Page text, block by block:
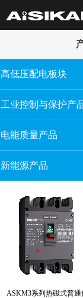
高低压配电板块
工业控制与保护产
电能质量产品
新能源产品
ASKM3系列热磁式普通